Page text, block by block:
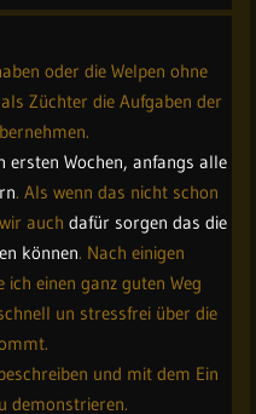
oder die Welpen ohne
Züchter die Aufgaben der
ersten Wochen, anfangs alle
. Als wenn das nicht schon
auch dafür sorgen das die
können. Nach einigen
einen ganz guten Weg
un stressfrei über die
und mit dem Ein
demonstrieren.